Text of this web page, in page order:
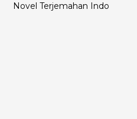
Novel Terjemahan Indo